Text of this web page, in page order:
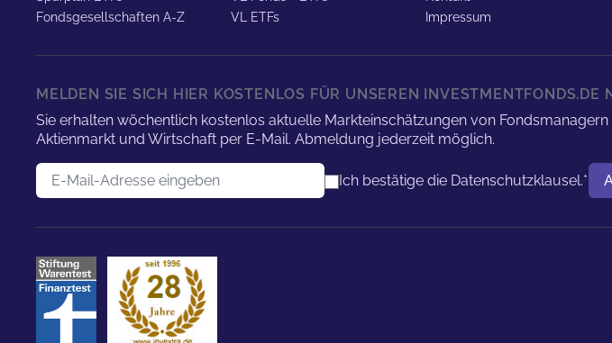
Fondsgesellschaften A-Z
VL ETFs
Impressum
MELDEN SIE SICH HIER KOSTENLOS FÜR UNSEREN INVESTMENTFONDS.DE
Sie erhalten wöchentlich kostenlos aktuelle Markteinschätzungen von
Aktienmarkt und Wirtschaft per E-Mail. Abmeldung jederzeit möglich.
E-Mail-Adresse
Ich bestätige die Datenschutzklausel.*